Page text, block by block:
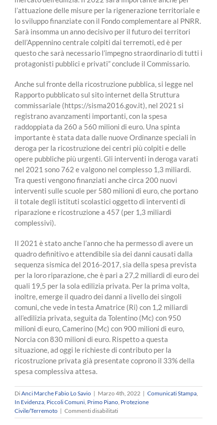
l’attuazione delle misure per la rigenerazione territoriale e
lo sviluppo finanziate con il Fondo complementare al PNRR.
Sarà insomma un anno decisivo per il futuro dei territori
dell’Appennino centrale colpiti dai terremoti, ed è per
questo che sarà necessario l’impegno straordinario di tutti i
protagonisti pubblici e privati” conclude il Commissario.
Anche sul fronte della ricostruzione pubblica, si legge nel
Rapporto pubblicato sul sito internet della Struttura
commissariale (https://sisma2016.gov.it), nel 2021 si
registrano avanzamenti importanti, con la spesa
raddoppiata da 260 a 560 milioni di euro. Una spinta
importante è stata data dalle nuove Ordinanze speciali in
deroga per la ricostruzione dei centri più colpiti e delle
opere pubbliche più urgenti. Gli interventi in deroga varati
nel 2021 sono 762 e valgono nel complesso 1,3 miliardi.
Tra questi vengono finanziati anche circa 200 nuovi
interventi sulle scuole per 580 milioni di euro, che portano
il totale degli istituti scolastici oggetto di interventi di
riparazione e ricostruzione a 457 (per 1,3 miliardi
complessivi).
Il 2021 è stato anche l’anno che ha permesso di avere un
quadro definitivo e attendibile sia dei danni causati dalla
sequenza sismica del 2016-2017, sia della spesa prevista
per la loro riparazione, che è pari a 27,2 miliardi di euro dei
quali 19,5 per la sola edilizia privata. Per la prima volta,
inoltre, emerge il quadro dei danni a livello dei singoli
comuni, che vede in testa Amatrice (Ri) con 1,2 miliardi
all’edilizia privata, seguita da Tolentino (Mc) con 950
milioni di euro, Camerino (Mc) con 900 milioni di euro,
Norcia con 830 milioni di euro. Rispetto a questa
situazione, ad oggi le richieste di contributo per la
ricostruzione privata già presentate coprono il 33% della
spesa complessiva attesa.
DiAnci Marche Fabio Lo Savio | Marzo 4th, 2022 | Comunicati Stampa,
In Evidenza, Piccoli Comuni, Primo Piano, Protezione
Civile/Terremoto | Commenti disabilitatisu
Rapporto